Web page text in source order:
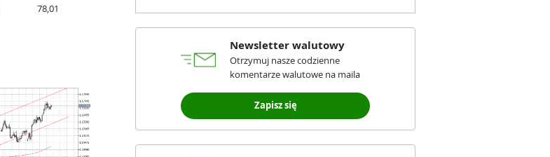
78,01
Newsletter walutowy
Otrzymuj nasze codzienne
komentarze walutowe na maila
Zapisz się